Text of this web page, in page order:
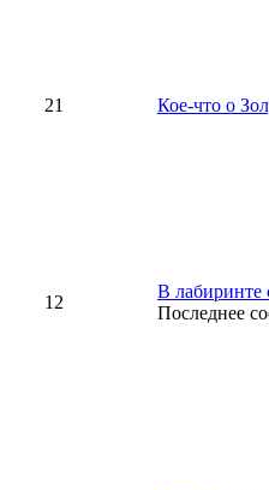
21 Кое-что о
12
В лабиринте
Последнее